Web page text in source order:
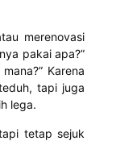
merenovasi
pakai apa?”
Karena
tapi juga
lega.
tetap sejuk